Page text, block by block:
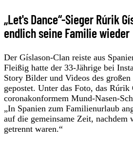
„Let's Dance“-Sieger Rúrik
endlich seine Familie wieder
Der Gíslason-Clan reiste aus
Fleißig hatte der 33-Jährige bei
Story Bilder und Videos des großen
gepostet. Unter das Foto, das
coronakonformem Mund-Nasen-
„In Spanien zum Familienurlaub
auf die gemeinsame Zeit, nachdem
getrennt waren.“